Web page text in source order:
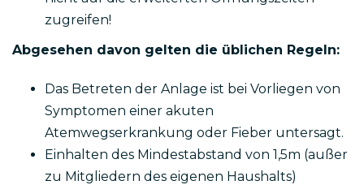
zugreifen!
Abgesehen davon gelten die üblichen Regeln:
Das Betreten der Anlage ist bei Vorliegen von
Symptomen einer akuten
Atemwegserkrankung oder Fieber untersagt.
Einhalten des Mindestabstand von 1,5m (außer
zu Mitgliedern des eigenen Haushalts)